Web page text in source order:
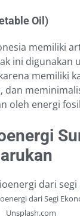
Oil)
memiliki
ini digunakan
memiliki
dan
oleh energi
dari Segi
Unsplash.com